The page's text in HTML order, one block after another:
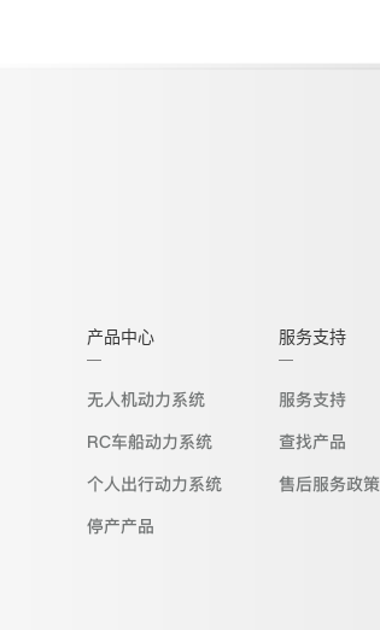
产品中心
无人机动力系统
RC车船动力系统
个人出行动力系统
停产产品
服务支持
服务支持
查找产品
售后服务政策